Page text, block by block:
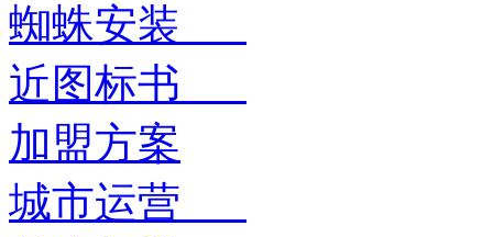
蜘蛛安装
近图标书
加盟方案
城市运营